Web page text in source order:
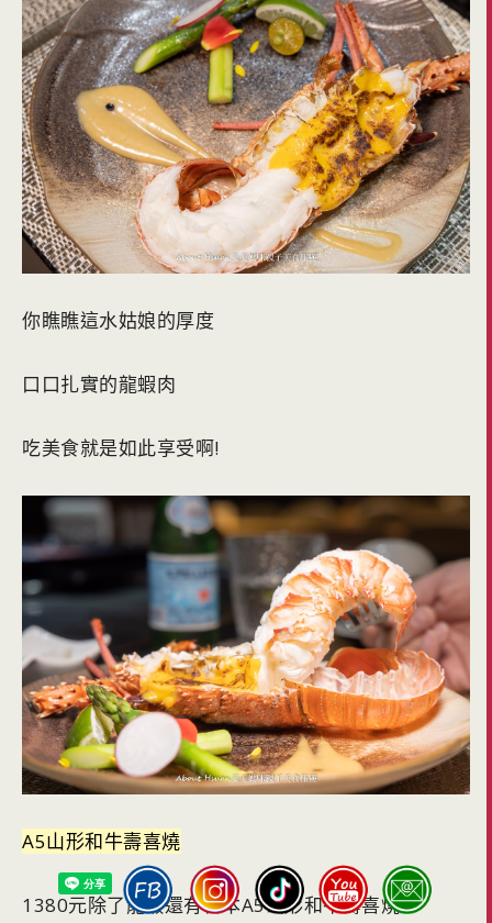
你瞧瞧這水姑娘的厚度
口口扎實的龍蝦肉
吃美食就是如此享受啊!
A5山形和牛壽喜燒
1380元除了龍蝦還有日本A5山形和牛壽喜燒